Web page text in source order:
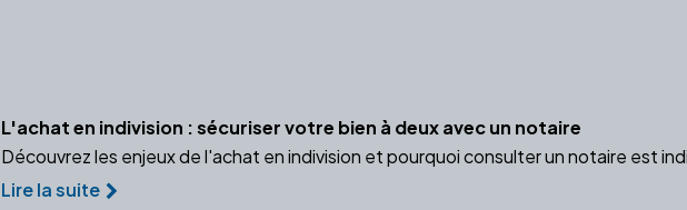
L'achat en indivision : sécuriser votre bien à deux avec un notaire
Découvrez les enjeux de l'achat en indivision et pourquoi consulter un notaire est
Lire la suite